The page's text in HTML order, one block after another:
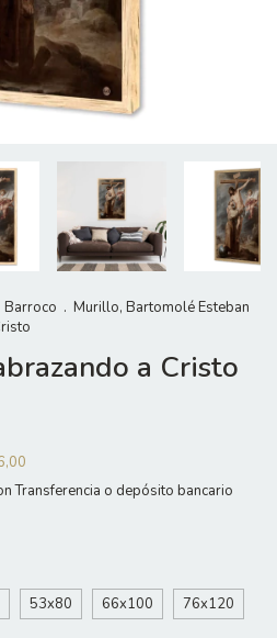
Barroco . Murillo, Bartomolé Esteban
a Cristo
Transferencia o depósito bancario
53x80 66x100 76x120